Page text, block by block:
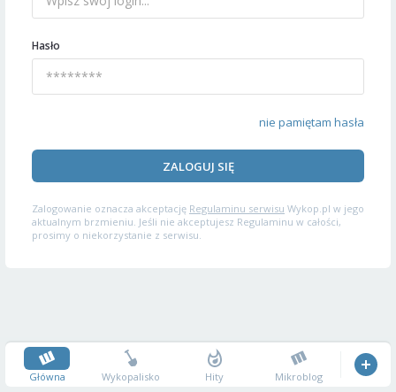
Hasło
nie pamiętam hasła
ZALOGUJ SIĘ
Zalogowanie oznacza akceptację Regulaminu serwisu Wykop.pl w jego
aktualnym brzmieniu. Jeśli nie akceptujesz Regulaminu w całości,
prosimy o niekorzystanie z serwisu.
Główna Wykopalisko Hity Mikroblog